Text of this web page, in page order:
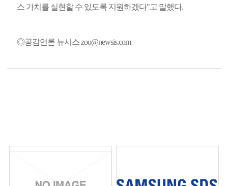
스 가치를 실현할 수 있도록 지원하겠다"고 말했다.
◎공감언론 뉴시스zoo@newsis.com